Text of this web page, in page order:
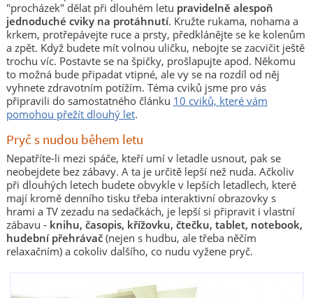
"procházek" dělat při dlouhém letu pravidelně alespoň
jednoduché cviky na protáhnutí. Kružte rukama, nohama a
krkem, protřepávejte ruce a prsty, předklánějte se ke kolenům
a zpět. Když budete mít volnou uličku, nebojte se zacvičit ještě
trochu víc. Postavte se na špičky, prošlapujte apod. Někomu
to možná bude připadat vtipné, ale vy se na rozdíl od něj
vyhnete zdravotním potížím. Téma cviků jsme pro vás
připravili do samostatného článku 10 cviků, které vám
pomohou přežít dlouhý let.
Pryč s nudou během letu
Nepatříte-li mezi spáče, kteří umí v letadle usnout, pak se
neobejdete bez zábavy. A ta je určitě lepší než nuda. Ačkoliv
při dlouhých letech budete obvykle v lepších letadlech, které
mají kromě denního tisku třeba interaktivní obrazovky s
hrami a TV zezadu na sedačkách, je lepší si připravit i vlastní
zábavu -knihu, časopis, křížovku, čtečku, tablet, notebook,
hudební přehrávač (nejen s hudbu, ale třeba něčím
relaxačním) a cokoliv dalšího, co nudu vyžene pryč.